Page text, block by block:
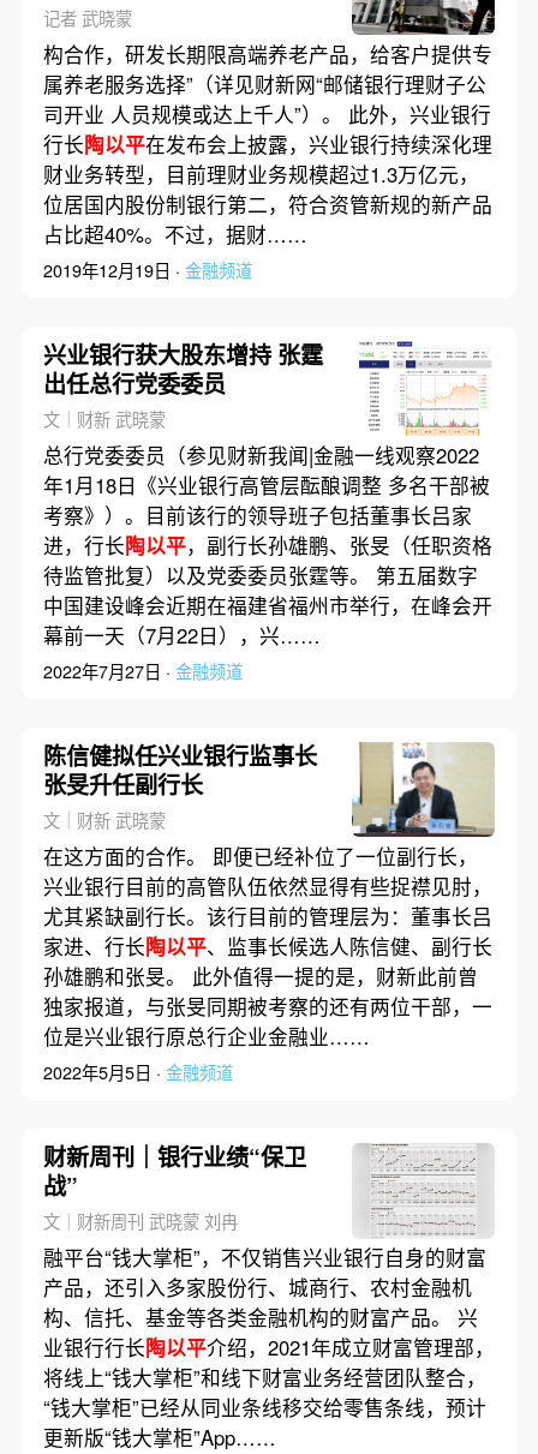
记者 武晓蒙
构合作，研发长期限高端养老产品，给客户提供专
属养老服务选择”（详见财新网“邮储银行理财子公
司开业 人员规模或达上千人”）。 此外，兴业银行
行长陶以平在发布会上披露，兴业银行持续深化理
财业务转型，目前理财业务规模超过1.3万亿元，
位居国内股份制银行第二，符合资管新规的新产品
占比超40%。不过，据财……
2019年12月19日 · 金融频道
兴业银行获大股东增持 张霆
出任总行党委委员
文｜财新 武晓蒙
总行党委委员（参见财新我闻|金融一线观察2022
年1月18日《兴业银行高管层酝酿调整 多名干部被
考察》）。目前该行的领导班子包括董事长吕家
进，行长陶以平，副行长孙雄鹏、张旻（任职资格
待监管批复）以及党委委员张霆等。 第五届数字
中国建设峰会近期在福建省福州市举行，在峰会开
幕前一天（7月22日），兴……
2022年7月27日 · 金融频道
陈信健拟任兴业银行监事长
张旻升任副行长
文｜财新 武晓蒙
在这方面的合作。 即便已经补位了一位副行长，
兴业银行目前的高管队伍依然显得有些捉襟见肘，
尤其紧缺副行长。该行目前的管理层为：董事长吕
家进、行长陶以平、监事长候选人陈信健、副行长
孙雄鹏和张旻。 此外值得一提的是，财新此前曾
独家报道，与张旻同期被考察的还有两位干部，一
位是兴业银行原总行企业金融业……
2022年5月5日 · 金融频道
财新周刊｜银行业绩“保卫
战”
文｜财新周刊 武晓蒙 刘冉
融平台“钱大掌柜”，不仅销售兴业银行自身的财富
产品，还引入多家股份行、城商行、农村金融机
构、信托、基金等各类金融机构的财富产品。 兴
业银行行长陶以平介绍，2021年成立财富管理部，
将线上“钱大掌柜”和线下财富业务经营团队整合，
“钱大掌柜”已经从同业条线移交给零售条线，预计
更新版“钱大掌柜”App……